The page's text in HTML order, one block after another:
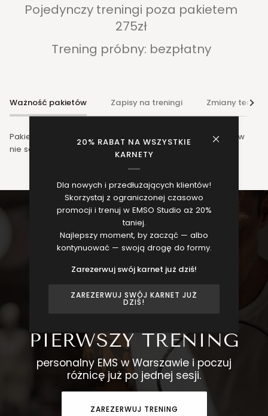
Pojedynczy treningi poza pakietem
275zł
Trening próbny: bezpłatny
Ważność pakietów Zapisy na treningi Zmiany Voir
Pakiety są miesięczne, niewykorzystane treningi z pakietów
nie są przenoszone na kolejny miesiąc.
PIERWSZY TRENING
personalny EMS w Warszawie i poczuj
różnicę już po jednej sesji.
ZAREZERWUJ TRENING
20% RABAT NA WSZYSTKIE
KARNETY
Dla nowych i przedłużających klientów!
Skorzystaj z ograniczonej czasowo
promocji i trenuj w EMSO Studio aż 20%
taniej.
Najlepszy moment, by zacząć — albo
kontynuować — swoją drogę do formy.
Zarezerwuj swój karnet już dziś!
ZAREZERWUJ SWÓJ KARNET JUŻ
DZIŚ!